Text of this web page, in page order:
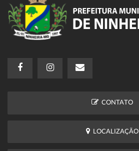
CONTATO
LOCALIZAÇÃO